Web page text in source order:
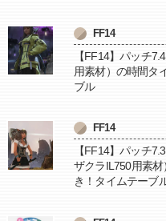
FF14
【FF14】パッチ
用素材）の時間タ
ブル
FF14
【FF14】パッチ
ザクラIL750用素
き！タイムテーブ